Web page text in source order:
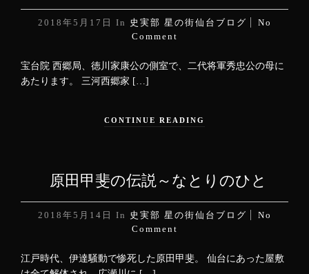
2018年5月17日 In 史実部 星の街仙台ブログ
No
Comment
宝台院 西郷局、徳川家康公の側室で、二代将軍秀忠公の母に
あたります。 三河西郷家 […]
CONTINUE READING
原田甲斐の伝説～なとりのひと
2018年5月14日 In 史実部 星の街仙台ブログ
No
Comment
江戸時代、伊達騒動で惨死した原田甲斐。 仙台にあった屋敷